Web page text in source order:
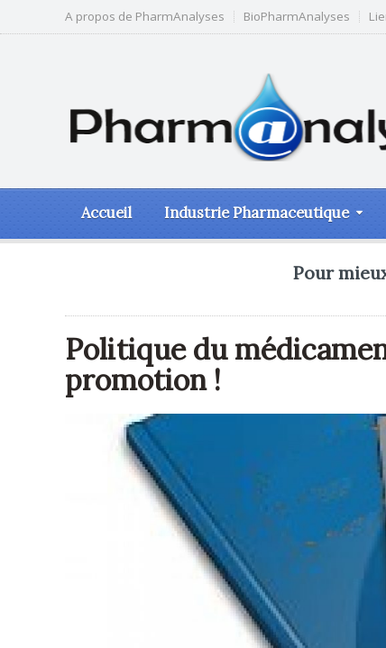
A propos de PharmAnalyses BioPharmAnalyses
Accueil Industrie Pharmaceutique
Pour
Politique du
promotion !